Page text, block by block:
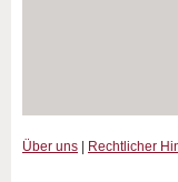
Über uns Rechtlicher